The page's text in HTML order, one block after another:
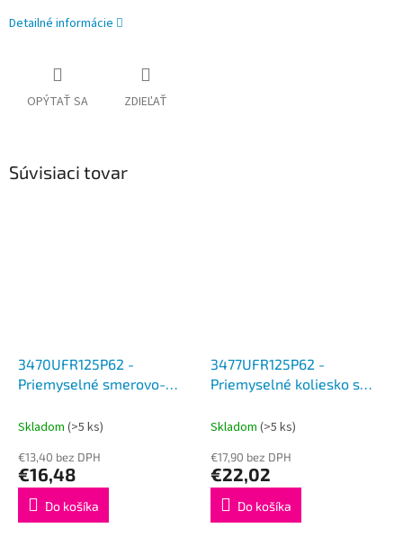
Detailné informácie
OPÝTAŤ SA ZDIEĽAŤ
Súvisiaci tovar
3470UFR125P62 -
Priemyselné smerovo-
Skladom (>5 ks)
€13,40 bez DPH
€16,48
Do košíka
3477UFR125P62 -
Priemyselné koliesko s
Skladom (>5 ks)
€17,90 bez DPH
€22,02
Do košíka